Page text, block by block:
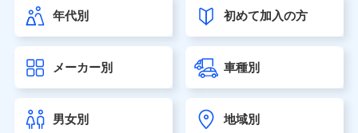
第一ネオ生命保険株式会社（https://neofirst.co.jp/）
大樹生命保険株式会社（https://www.taiju-life.co.jp）
seimei.co.jp）
チューリッヒ生命保険株式会社
東京海上日動あんしん生命保険株式会社
年代別 初めて加入の方
メーカー別 車種別
男女別 地域別